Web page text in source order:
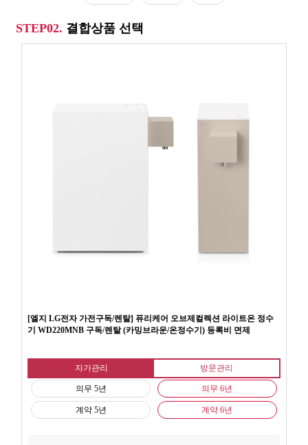
STEP02. 결합상품 선택
[엘지 LG전자 가전구독/렌탈] 퓨리케어 오브제컬렉션 라이트온 정수
기 WD220MNB 구독/렌탈 (카밍브라운/온정수기) 등록비 면제
자가관리 방문관리
의무 5년
계약 5년
의무 6년
계약 6년